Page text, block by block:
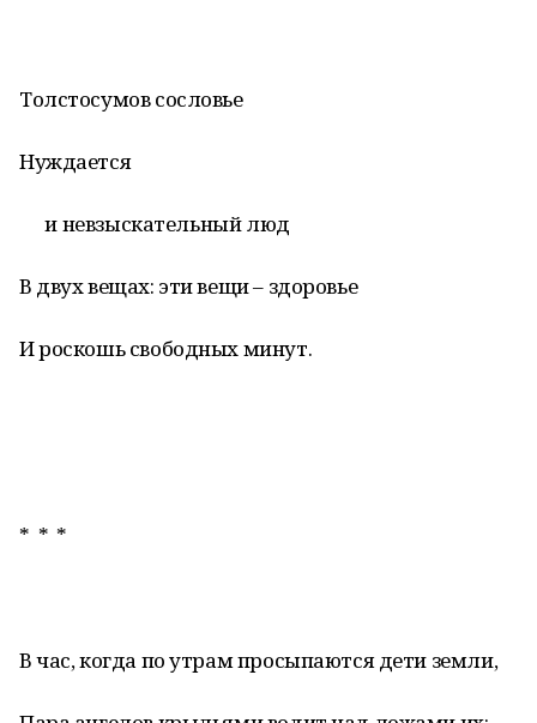
Толстосумов сословье
Нуждается
и невзыскательный люд
В двух вещах: эти вещи – здоровье
И роскошь свободных минут.
* * *
В час, когда по утрам просыпаются дети земли,